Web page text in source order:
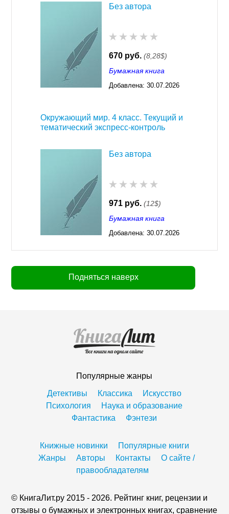
Без автора
670 руб. (8,28$)
Бумажная книга
Добавлена: 30.07.2026
Окружающий мир. 4 класс. Текущий и
тематический экспресс-контроль
Без автора
971 руб. (12$)
Бумажная книга
Добавлена: 30.07.2026
Подняться наверх
Популярные жанры
Детективы
Классика
Искусство
Психология
Наука и образование
Фантастика
Фэнтези
Книжные новинки
Популярные книги
Жанры
Авторы Контакты
О сайте /
правообладателям
© КнигаЛит.ру 2015 - 2026. Рейтинг книг, рецензии и
отзывы о бумажных и электронных книгах, сравнение